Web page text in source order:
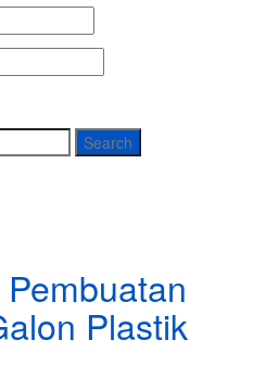
Plastik